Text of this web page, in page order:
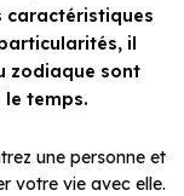
caractéristiques
il
zodiaque sont
le temps.
une personne et
votre vie avec elle.